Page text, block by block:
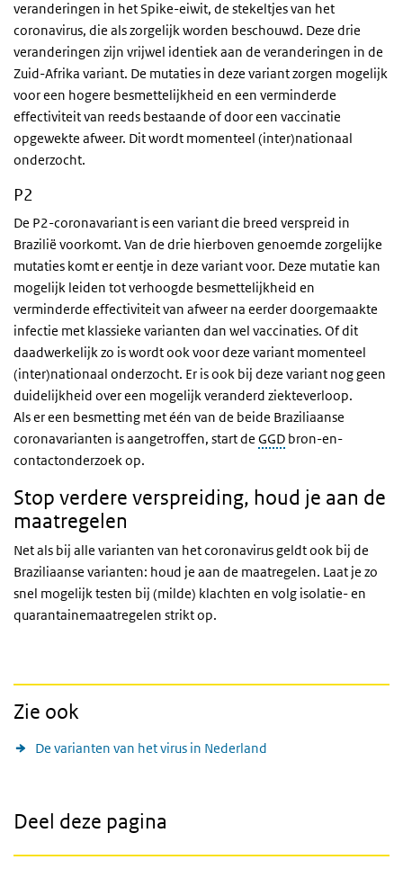
veranderingen in het Spike-eiwit, de stekeltjes van het
coronavirus, die als zorgelijk worden beschouwd. Deze drie
veranderingen zijn vrijwel identiek aan de veranderingen in de
Zuid-Afrika variant. De mutaties in deze variant zorgen mogelijk
voor een hogere besmettelijkheid en een verminderde
effectiviteit van reeds bestaande of door een vaccinatie
opgewekte afweer. Dit wordt momenteel (inter)nationaal
onderzocht.
P2
De P2-coronavariant is een variant die breed verspreid in
Brazilië voorkomt. Van de drie hierboven genoemde zorgelijke
mutaties komt er eentje in deze variant voor. Deze mutatie kan
mogelijk leiden tot verhoogde besmettelijkheid en
verminderde effectiviteit van afweer na eerder doorgemaakte
infectie met klassieke varianten dan wel vaccinaties. Of dit
daadwerkelijk zo is wordt ook voor deze variant momenteel
(inter)nationaal onderzocht. Er is ook bij deze variant nog geen
duidelijkheid over een mogelijk veranderd ziekteverloop.
Als er een besmetting met één van de beide Braziliaanse
coronavarianten is aangetroffen, start de GGD bron-en-
contactonderzoek op.
Stop verdere verspreiding, houd je aan de
maatregelen
Net als bij alle varianten van het coronavirus geldt ook bij de
Braziliaanse varianten: houd je aan de maatregelen. Laat je zo
snel mogelijk testen bij (milde) klachten en volg isolatie- en
quarantainemaatregelen strikt op.
Zie ook
De varianten van het virus in Nederland
Deel deze pagina